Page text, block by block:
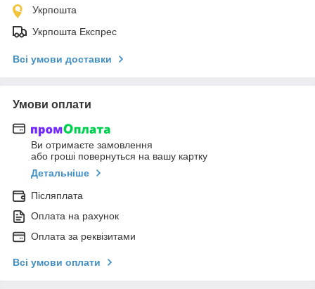
Укрпошта
Укрпошта Експрес
Всі умови доставки
Умови оплати
Ви отримаєте замовлення
або гроші повернуться на вашу картку
Детальніше
Післяплата
Оплата на рахунок
Оплата за реквізитами
Всі умови оплати